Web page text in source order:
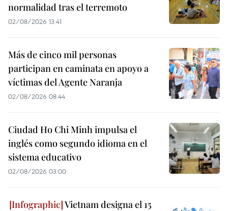
normalidad tras el terremoto
02/08/2026 13:41
Más de cinco mil personas
participan en caminata en apoyo a
víctimas del Agente Naranja
02/08/2026 08:44
Ciudad Ho Chi Minh impulsa el
inglés como segundo idioma en el
sistema educativo
02/08/2026 03:00
Vietnam designa el 15